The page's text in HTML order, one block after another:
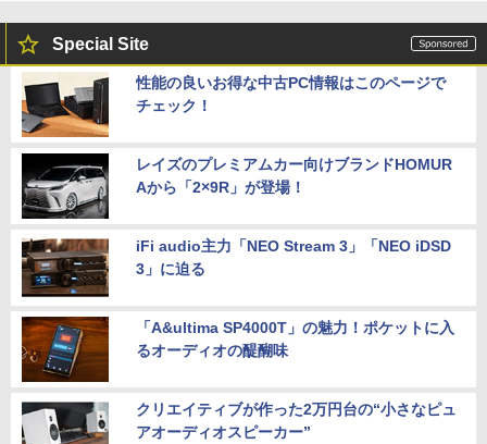
Special Site
性能の良いお得な中古PC情報はこのページで
チェック！
レイズのプレミアムカー向けブランドHOMUR
Aから「2×9R」が登場！
iFi audio主力「NEO Stream 3」「NEO iDSD
3」に迫る
「A&ultima SP4000T」の魅力！ポケットに入
るオーディオの醍醐味
クリエイティブが作った2万円台の“小さなピュ
アオーディオスピーカー”